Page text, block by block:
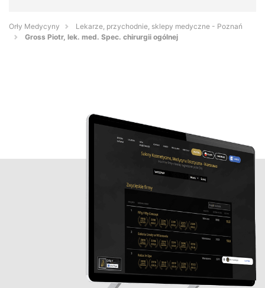
Orły Medycyny
Lekarze, przychodnie, sklepy medyczne - Poznań
Gross Piotr, lek. med. Spec. chirurgii ogólnej